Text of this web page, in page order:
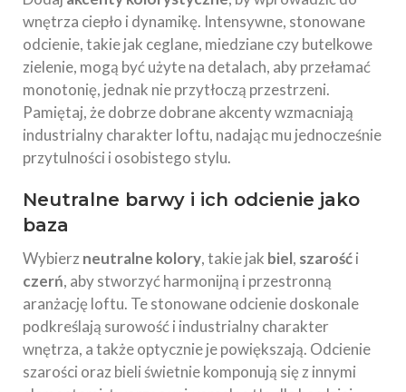
wnętrza ciepło i dynamikę. Intensywne, stonowane
odcienie, takie jak ceglane, miedziane czy butelkowe
zielenie, mogą być użyte na detalach, aby przełamać
monotonię, jednak nie przytłoczą przestrzeni.
Pamiętaj, że dobrze dobrane akcenty wzmacniają
industrialny charakter loftu, nadając mu jednocześnie
przytulności i osobistego stylu.
Neutralne barwy i ich odcienie jako
baza
Wybierz neutralne kolory, takie jak biel, szarośći
czerń, aby stworzyć harmonijną i przestronną
aranżację loftu. Te stonowane odcienie doskonale
podkreślają surowość i industrialny charakter
wnętrza, a także optycznie je powiększają. Odcienie
szarości oraz bieli świetnie komponują się z innymi